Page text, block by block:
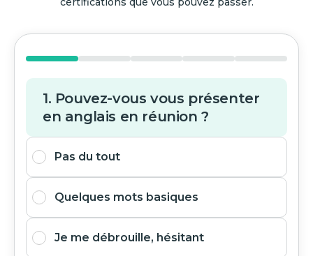
1. Pouvez-vous vous présenter
en anglais en réunion ?
Pas du tout
Quelques mots basiques
Je me débrouille, hésitant